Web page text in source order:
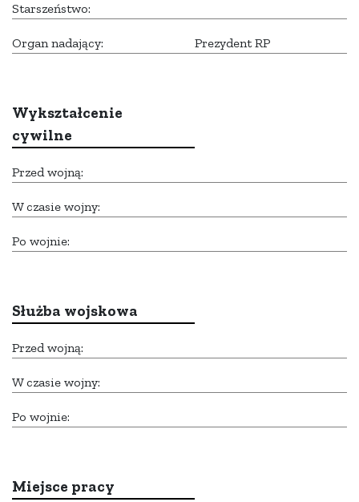
Starszeństwo:
Organ nadający: Prezydent RP
Wykształcenie
cywilne
Przed wojną:
W czasie wojny:
Po wojnie:
Służba wojskowa
Przed wojną:
W czasie wojny:
Po wojnie:
Miejsce pracy